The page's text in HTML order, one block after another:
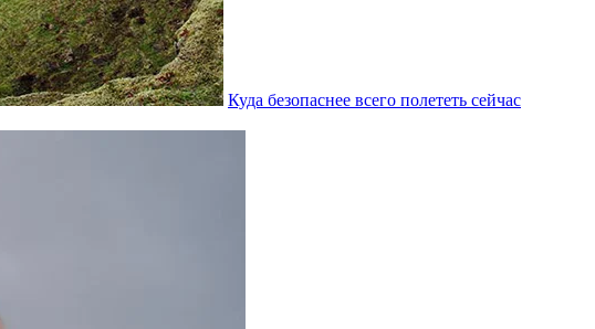
Куда безопаснее всего полететь сейчас